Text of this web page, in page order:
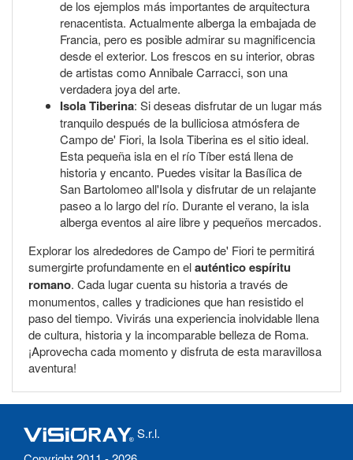
de los ejemplos más importantes de arquitectura
renacentista. Actualmente alberga la embajada de
Francia, pero es posible admirar su magnificencia
desde el exterior. Los frescos en su interior, obras
de artistas como Annibale Carracci, son una
verdadera joya del arte.
Isola Tiberina: Si deseas disfrutar de un lugar más
tranquilo después de la bulliciosa atmósfera de
Campo de' Fiori, la Isola Tiberina es el sitio ideal.
Esta pequeña isla en el río Tíber está llena de
historia y encanto. Puedes visitar la Basílica de
San Bartolomeo all'Isola y disfrutar de un relajante
paseo a lo largo del río. Durante el verano, la isla
alberga eventos al aire libre y pequeños mercados.
Explorar los alrededores de Campo de' Fiori te permitirá
sumergirte profundamente en elauténtico espíritu
romano. Cada lugar cuenta su historia a través de
monumentos, calles y tradiciones que han resistido el
paso del tiempo. Vivirás una experiencia inolvidable llena
de cultura, historia y la incomparable belleza de Roma.
¡Aprovecha cada momento y disfruta de esta maravillosa
aventura!
S.r.l.